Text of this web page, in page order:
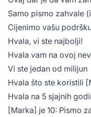
Samo pismo zahvale
Cijenimo vašu
Hvala, vi ste najbolji!
Hvala vam na ovoj
Vi ste jedan od milijun
Hvala što ste koristili
Hvala na 5 sjajnih
[Marka] je 10: Pismo